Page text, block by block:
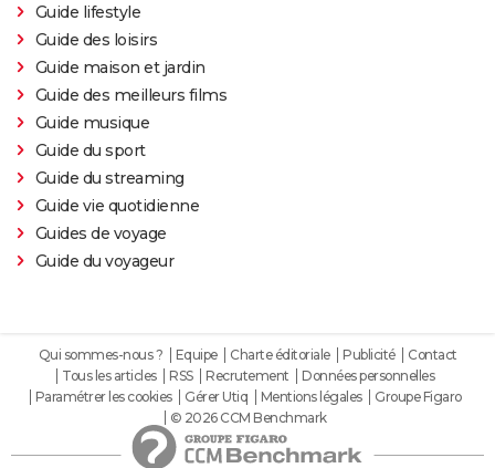
coup ? Les critiques sont (presque) unanimes
Mad Max Fury Road : synopsis, casting, bande-
annonce, streaming, avis...
John Wick 4 : casting, avis, critiques, suite, séances,
streaming...
Black Panther 2 : de quoi est mort l'acteur Chadwick
Boseman ?
Furiosa : que vaut le prequel de "Mad Max Fury
Road" ? Notre critique
Piège de cristal
Batman v Superman : le crossover de super-héros a-
t-il une suite ?
Morbius : y a-t-il une scène post-générique à la fin du
Guide lifestyle
Guide des loisirs
Guide maison et jardin
Guide des meilleurs films
Guide musique
Guide du sport
Guide du streaming
Guide vie quotidienne
Guides de voyage
Guide du voyageur
Qui sommes-nous ? Equipe Charte éditoriale Publicité
Contact
Tous les articles
RSS Recrutement
Données personnelles
Paramétrer les cookies
Gérer Utiq Mentions légales
Groupe Figaro
© 2026 CCM Benchmark